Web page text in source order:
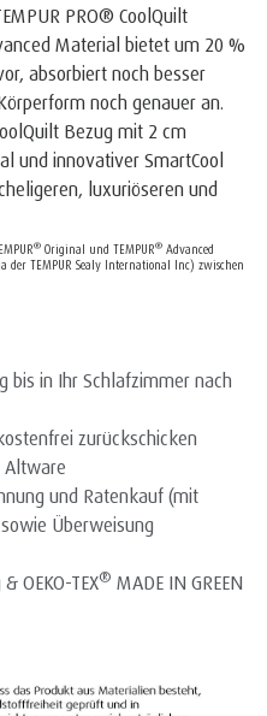
PRO® CoolQuilt
Material bietet um 20 %
absorbiert noch besser
noch genauer an.
Bezug mit 2 cm
und innovativer SmartCool
luxuriöseren und
® Original und TEMPUR® Advanced
der TEMPUR Sealy International Inc) zwischen
bis in Ihr Schlafzimmer nach
zurückschicken
Altware
und Ratenkauf (mit
Überweisung
OEKO-TEX® MADE IN GREEN